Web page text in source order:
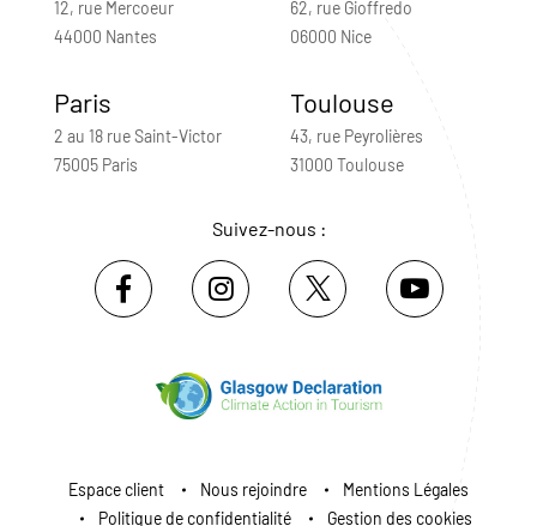
12, rue Mercoeur
44000 Nantes
62, rue Gioffredo
06000 Nice
Paris
2 au 18 rue Saint-Victor
75005 Paris
Toulouse
43, rue Peyrolières
31000 Toulouse
Suivez-nous :
Espace client Nous rejoindre
Mentions Légales
Politique de confidentialité
Gestion des cookies